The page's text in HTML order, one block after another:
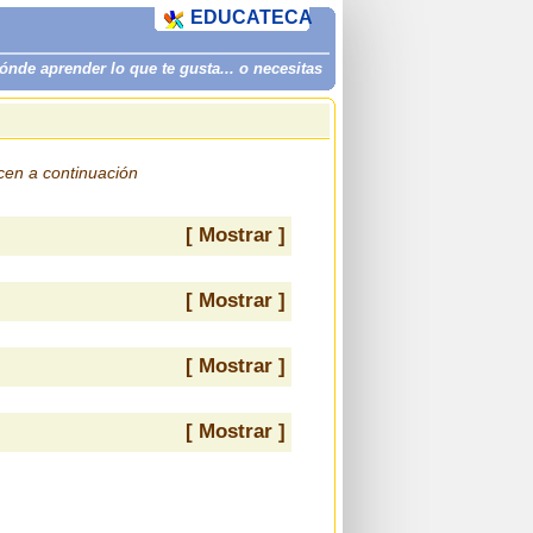
aprender lo que te gusta... o necesitas
EDUCATECA
a continuación
[ Mostrar ]
[ Mostrar ]
[ Mostrar ]
[ Mostrar ]